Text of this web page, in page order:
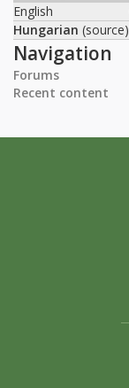
English
Hungarian (source)
Navigation
Forums
Recent content